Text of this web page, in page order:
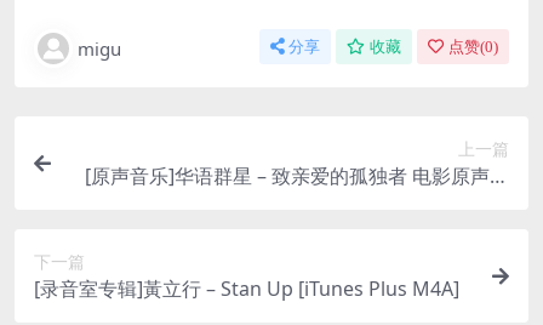
migu 分享 收藏 点赞(0)
上一篇
[原声音乐]华语群星 – 致亲爱的孤独者 电影原声带
下一篇
[录音室专辑]黃立行 – Stan Up [iTunes Plus M4A]